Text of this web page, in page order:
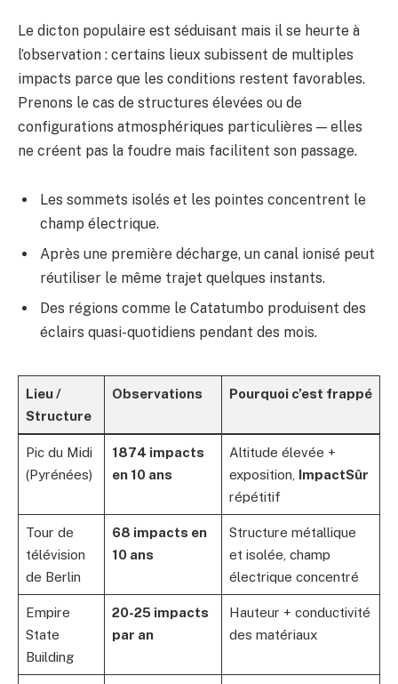
Le dicton populaire est séduisant mais il se heurte à
l’observation : certains lieux subissent de multiples
impacts parce que les conditions restent favorables.
Prenons le cas de structures élevées ou de
configurations atmosphériques particulières — elles
ne créent pas la foudre mais facilitent son passage.
Les sommets isolés et les pointes concentrent le
champ électrique.
Après une première décharge, un canal ionisé peut
réutiliser le même trajet quelques instants.
Des régions comme le Catatumbo produisent des
éclairs quasi-quotidiens pendant des mois.
Lieu /
Structure
Observations Pourquoi c’est frappé
Pic du Midi
(Pyrénées)
1874 impacts
en 10 ans
Altitude élevée +
exposition, ImpactSûr
répétitif
Tour de
télévision
de Berlin
68 impacts en
10 ans
Structure métallique
et isolée, champ
électrique concentré
Empire
State
Building
20-25 impacts
par an
Hauteur + conductivité
des matériaux